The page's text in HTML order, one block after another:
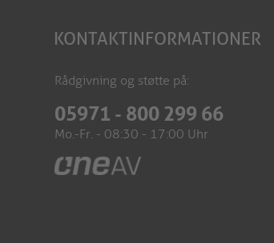
KONTAKTINFORMATIONER
Rådgivning og støtte på:
05971 - 800 299 66
Mo.-Fr. - 08:30 - 17:00 Uhr